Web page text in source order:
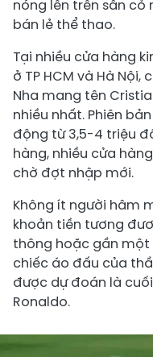
nóng lên trên sân
bán lẻ thể thao.
Tại nhiều cửa hàng
ở TP HCM và Hà
Nha mang tên
nhiều nhất. Phiên
động từ 3,5-4 triệu
hàng, nhiều cửa
chờ đợt nhập mới.
Không ít người hâm
khoản tiền tương
thông hoặc gần một
chiếc áo đấu của
được dự đoán là
Ronaldo.